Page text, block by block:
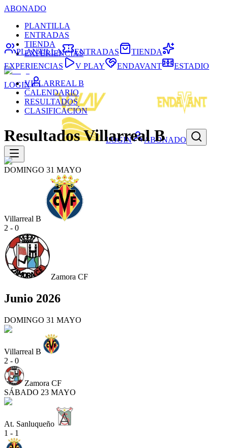
ABONADO
PLANTILLA
ENTRADAS
TIENDA
EXPERIENCIAS
LOGIN
LOGIN ABONADO
PLANTILLA ENTRADAS
TIENDA
EXPERIENCIAS
V PLAY ENDAVANT
ESTADIO
VILLARREAL B
CALENDARIO
RESULTADOS
CLASIFICACIÓN
Resultados Villarreal B
DOMINGO 31 MAYO
Villarreal B
2 - 0
Zamora CF
Junio 2026
DOMINGO 31 MAYO
Villarreal B
2 - 0
Zamora CF
SÁBADO 23 MAYO
At. Sanluqueño
1 - 1